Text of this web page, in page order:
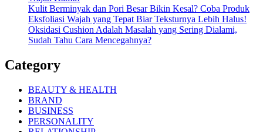
Kulit Berminyak dan Pori Besar Bikin Kesal? Coba Produk
Eksfoliasi Wajah yang Tepat Biar Teksturnya Lebih Halus!
Oksidasi Cushion Adalah Masalah yang Sering Dialami,
Sudah Tahu Cara Mencegahnya?
Category
BEAUTY & HEALTH
BRAND
BUSINESS
PERSONALITY